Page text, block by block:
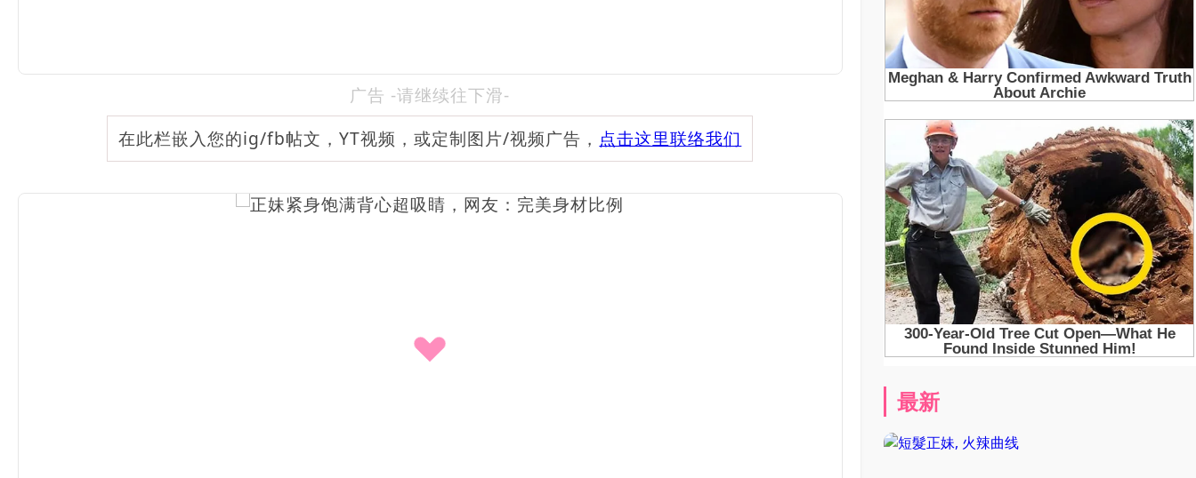
广告 -请继续往下滑-
在此栏嵌入您的ig/fb帖文，YT视频，或定制图片/视频广告， 点击这里联络我们
最新